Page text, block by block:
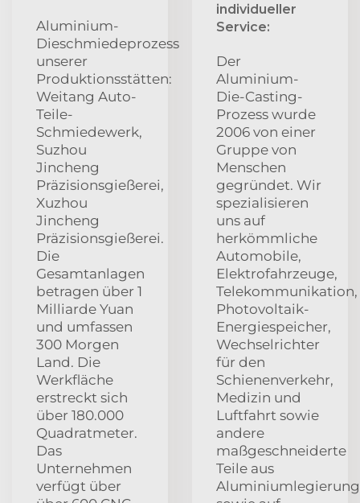
Aluminium-
Dieschmiedeprozess
unserer
Produktionsstätten:
Weitang Auto-
Teile-
Schmiedewerk,
Suzhou
Jincheng
Präzisionsgießerei,
Xuzhou
Jincheng
Präzisionsgießerei.
Die
Gesamtanlagen
betragen über 1
Milliarde Yuan
und umfassen
300 Morgen
Land. Die
Werkfläche
erstreckt sich
über 180.000
Quadratmeter.
Das
Unternehmen
verfügt über
individueller
Service:
Der
Aluminium-
Die-Casting-
Prozess wurde
2006 von einer
Gruppe von
Menschen
gegründet. Wir
spezialisieren
uns auf
herkömmliche
Automobile,
Elektrofahrzeuge,
Telekommunikation,
Photovoltaik-
Energiespeicher,
Wechselrichter
für den
Schienenverkehr,
Medizin und
Luftfahrt sowie
andere
maßgeschneiderte
Teile aus